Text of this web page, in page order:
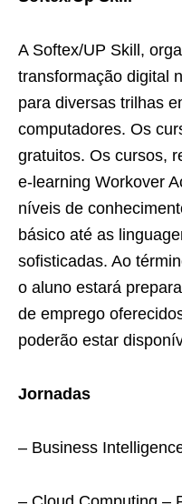
A Softex/UP Skill,
transformação digital
para diversas trilhas
computadores. Os
gratuitos. Os cursos,
e-learning Workover
níveis de
básico até as
sofisticadas. Ao
o aluno estará
de emprego
poderão estar
Jornadas
– Business